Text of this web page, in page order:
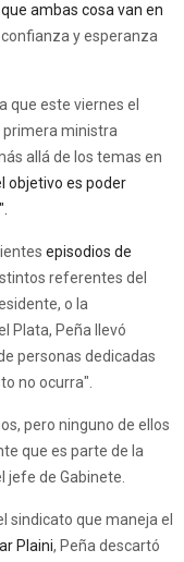
ambas cosa van en
y esperanza
que este viernes el
primera ministra
allá de los temas en
objetivo es poder
episodios de
referentes del
o la
Plata, Peña llevó
personas dedicadas
no ocurra".
pero ninguno de ellos
que es parte de la
jefe de Gabinete.
sindicato que maneja el
Plaini, Peña descartó